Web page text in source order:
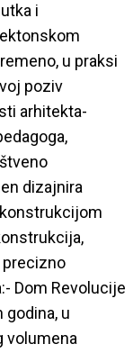
i
u praksi
poziv
arhitekta-
dizajnira
precizno
Dom Revolucije
godina, u
volumena